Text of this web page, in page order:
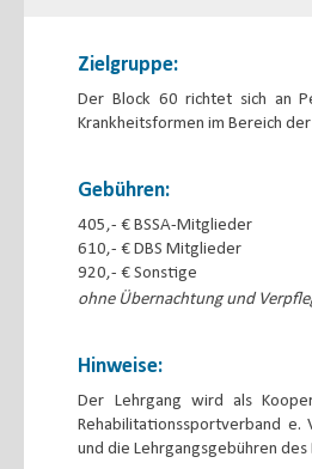
Zielgruppe:
Der Block 60 richtet sich an
Krankheitsformen im Bereich
Gebühren:
405,- € BSSA-Mitglieder
610,- € DBS Mitglieder
920,- € Sonstige
ohne Übernachtung und
Hinweise:
Der Lehrgang wird als
Rehabilitationssportverband e.
und die Lehrgangsgebühren des